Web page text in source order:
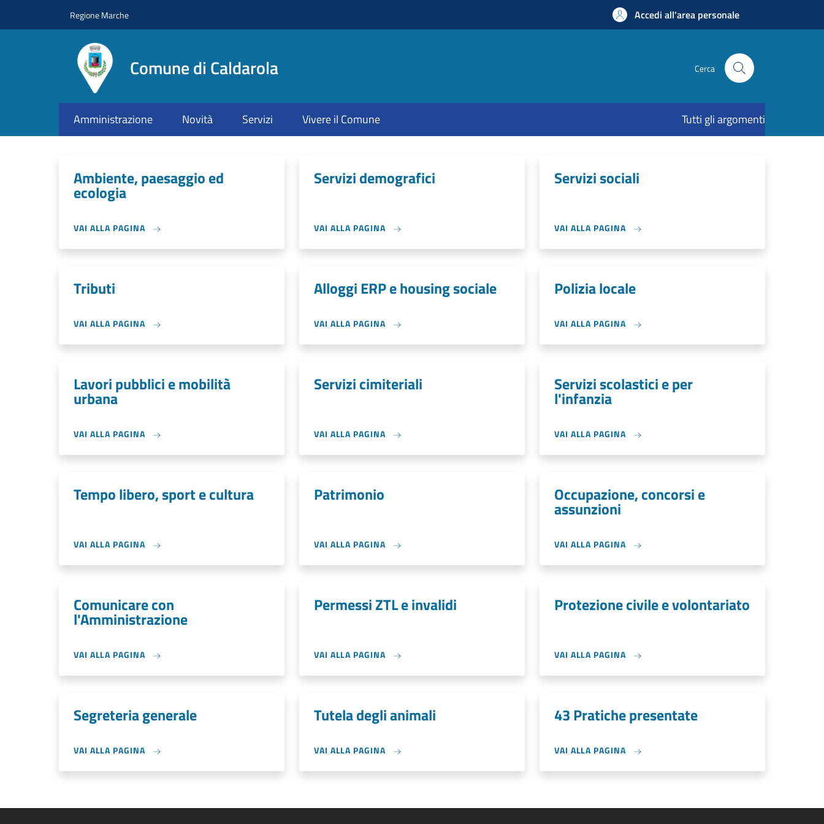
Regione Marche Accedi all'area personale
Comune di Caldarola Cerca
Amministrazione Novità Servizi Vivere il Comune Tutti gli argomenti
Ambiente, paesaggio ed
ecologia
VAI ALLA PAGINA
Servizi demografici
VAI ALLA PAGINA
Servizi sociali
VAI ALLA PAGINA
Tributi
VAI ALLA PAGINA
Alloggi ERP e housing sociale
VAI ALLA PAGINA
Polizia locale
VAI ALLA PAGINA
Lavori pubblici e mobilità
urbana
VAI ALLA PAGINA
Servizi cimiteriali
VAI ALLA PAGINA
Servizi scolastici e per
l'infanzia
VAI ALLA PAGINA
Tempo libero, sport e cultura
VAI ALLA PAGINA
Patrimonio
VAI ALLA PAGINA
Occupazione, concorsi e
assunzioni
VAI ALLA PAGINA
Comunicare con
l'Amministrazione
VAI ALLA PAGINA
Permessi ZTL e invalidi
VAI ALLA PAGINA
Protezione civile e volontariato
VAI ALLA PAGINA
Segreteria generale
VAI ALLA PAGINA
Tutela degli animali
VAI ALLA PAGINA
43 Pratiche presentate
VAI ALLA PAGINA